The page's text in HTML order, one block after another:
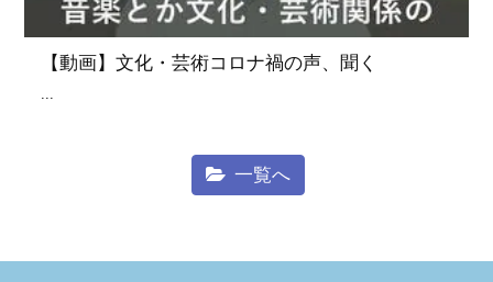
【動画】文化・芸術コロナ禍の声、聞く
一覧へ